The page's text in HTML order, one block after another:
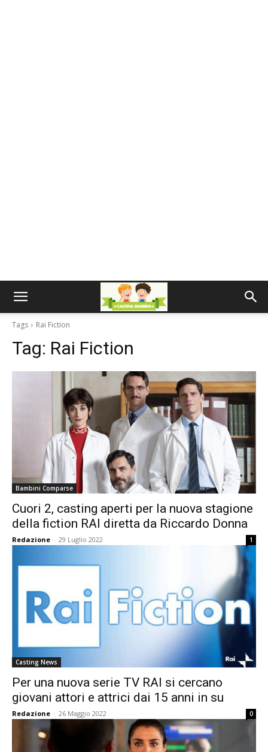
Tags Rai Fiction
Tag: Rai Fiction
Bambini Comparse
Cuori 2, casting aperti per la nuova stagione
della fiction RAI diretta da Riccardo Donna
Redazione - 29 Luglio 2022 1
Casting News
Per una nuova serie TV RAI si cercano
giovani attori e attrici dai 15 anni in su
Redazione - 26 Maggio 2022 0